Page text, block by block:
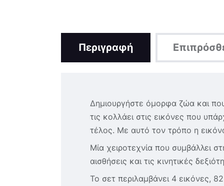
Περιγραφή
Δημιουργήστε όμορφα ζώα και
τις κολλάει στις εικόνες που
τέλος. Με αυτό τον τρόπο η εικόνα
Μία χειροτεχνία που συμβάλλει
αισθήσεις και τις κινητικές
Το σετ περιλαμβάνει 4 εικόνες,